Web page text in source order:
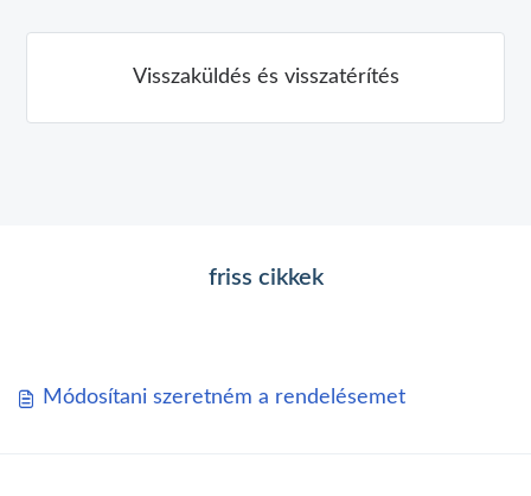
Visszaküldés és visszatérítés
friss cikkek
Módosítani szeretném a rendelésemet